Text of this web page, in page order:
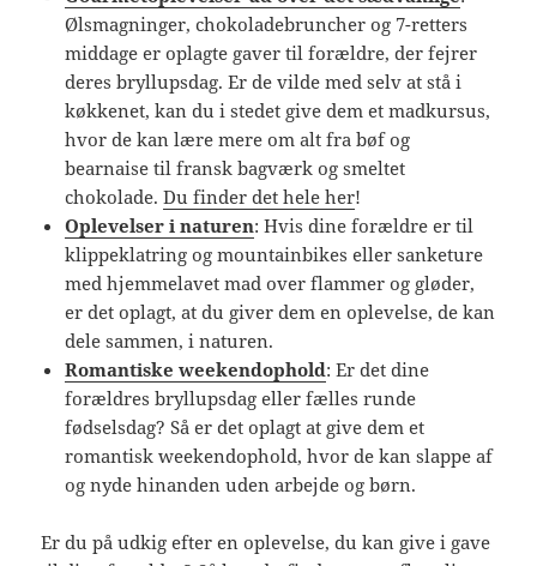
Ølsmagninger, chokoladebruncher og 7-retters
middage er oplagte gaver til forældre, der fejrer
deres bryllupsdag. Er de vilde med selv at stå i
køkkenet, kan du i stedet give dem et madkursus,
hvor de kan lære mere om alt fra bøf og
bearnaise til fransk bagværk og smeltet
chokolade.Du finder det hele her!
Oplevelser i naturen: Hvis dine forældre er til
klippeklatring og mountainbikes eller sanketure
med hjemmelavet mad over flammer og gløder,
er det oplagt, at du giver dem en oplevelse, de kan
dele sammen, i naturen.
Romantiske weekendophold: Er det dine
forældres bryllupsdag eller fælles runde
fødselsdag? Så er det oplagt at give dem et
romantisk weekendophold, hvor de kan slappe af
og nyde hinanden uden arbejde og børn.
Er du på udkig efter en oplevelse, du kan give i gave